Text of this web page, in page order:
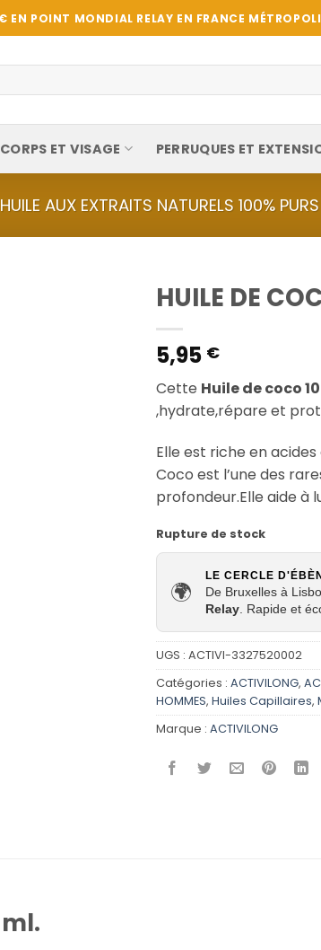
EN POINT MONDIAL RELAY EN FRANCE
CORPS ET VISAGE PERRUQUES ET
AUX EXTRAITS NATURELS 100% PURS
HUILE DE
5,95 €
Cette Huile de coco
,hydrate,répare et
Elle est riche en
Coco est l’une des
profondeur.Elle aide à
Rupture de stock
🌍
LE CERCLE
De Bruxelles à
Relay. Rapide et
UGS : ACTIVI-3327520002
Catégories : ACTIVILONG,
HOMMES, Huiles Capillaires,
Marque : ACTIVILONG